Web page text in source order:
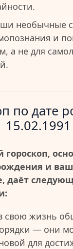
необычные
и
а не для
по дате
15.02.1991
гороскоп,
и
даёт
свою жизнь
— они
для